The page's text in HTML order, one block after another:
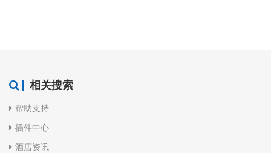
相关搜索
帮助支持
插件中心
酒店资讯